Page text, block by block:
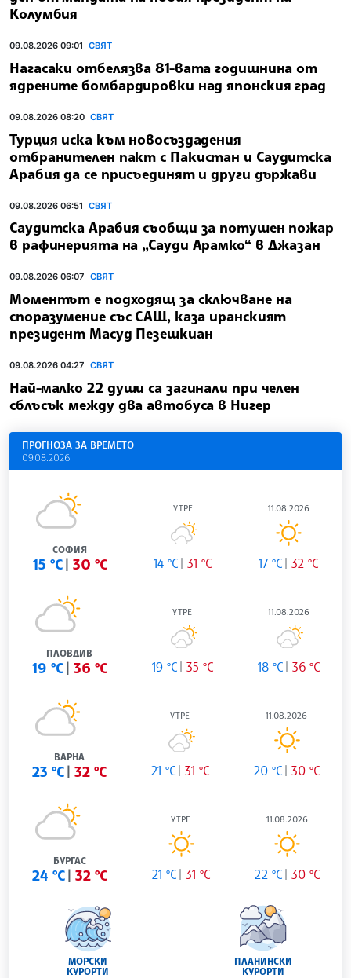
Колумбия
09.08.2026 09:01 СВЯТ
Нагасаки отбелязва 81-вата годишнина от
ядрените бомбардировки над японския град
09.08.2026 08:20 СВЯТ
Турция иска към новосъздадения
отбранителен пакт с Пакистан и Саудитска
Арабия да се присъединят и други държави
09.08.2026 06:51 СВЯТ
Саудитска Арабия съобщи за потушен пожар
в рафинерията на „Сауди Арамко“ в Джазан
09.08.2026 06:07 СВЯТ
Моментът е подходящ за сключване на
споразумение със САЩ, каза иранският
президент Масуд Пезешкиан
09.08.2026 04:27 СВЯТ
Най-малко 22 души са загинали при челен
сблъсък между два автобуса в Нигер
ПРОГНОЗА ЗА ВРЕМЕТО
09.08.2026
СОФИЯ
15 °C 30 °C
УТРЕ
14 °C 31 °C
11.08.2026
17 °C 32 °C
ПЛОВДИВ
19 °C 36 °C
УТРЕ
19 °C 35 °C
11.08.2026
18 °C 36 °C
ВАРНА
23 °C 32 °C
УТРЕ
21 °C 31 °C
11.08.2026
20 °C 30 °C
БУРГАС
24 °C 32 °C
УТРЕ
21 °C 31 °C
11.08.2026
22 °C 30 °C
МОРСКИ
КУРОРТИ
ПЛАНИНСКИ
КУРОРТИ